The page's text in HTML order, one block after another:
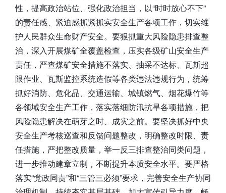
性，提高政治站位、强化政治担当，以“时时放心不下”
的责任感、紧迫感抓紧抓实安全生产各项工作，切实维
护人民群众生命财产安全。要狠抓重大风险隐患排查整
治，深入开展煤矿全覆盖检查，压实各级矿山安全生产
责任，严查煤矿安全措施不落实、抽采不达标、瓦斯超
限作业、瓦斯监控系统造假等各类违法违规行为，统筹
抓好消防、危化品、交通运输、城镇燃气、烟花爆竹等
各领域安全生产工作，落实落细防汛抗旱各项措施，把
风险隐患解决在萌芽之时、成灾之前。要坚决抓好中央
安全生产考核巡查和反馈问题整改，明确整改时限、责
任措施，严把整改质量，举一反三排查整治同类问题，
进一步推动建章立制，不断提升本质安全水平。要严格
落实“党政同责”和“三管三必须”要求，完善安全生产协同